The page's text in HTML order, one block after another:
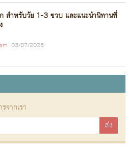
ก สำหรับวัย 1-3 ขวบ และแนะนำนิทานที่
03/07/2026
จากเรา